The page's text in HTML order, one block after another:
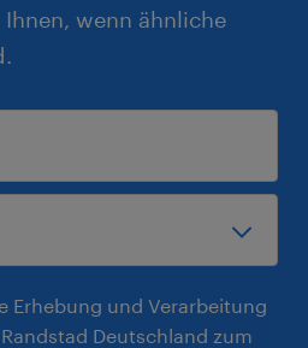
wenn ähnliche
Erhebung und Verarbeitung
Deutschland zum